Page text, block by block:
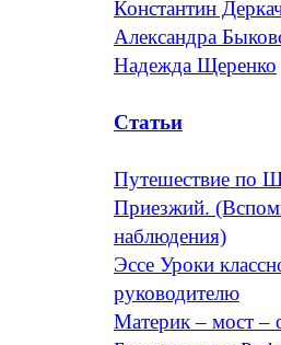
Константин
Александра
Надежда Щеренко
Статьи
Путешествие по
Приезжий.
наблюдения)
Эссе Уроки
руководителю
Материк – мост –